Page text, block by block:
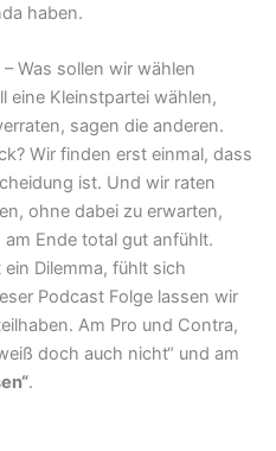
haben.
Was sollen wir wählen
eine Kleinstpartei wählen,
sagen die anderen.
Wir finden erst einmal, dass
ist. Und wir raten
ohne dabei zu erwarten,
Ende total gut anfühlt.
Dilemma, fühlt sich
Podcast Folge lassen wir
Am Pro und Contra,
doch auch nicht“ und am
.